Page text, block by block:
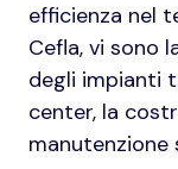
efficienza nel
Cefla, vi sono
degli impianti
center, la